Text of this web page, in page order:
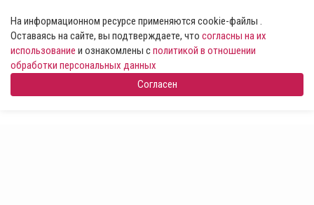
На информационном ресурсе применяются cookie-файлы .
Оставаясь на сайте, вы подтверждаете, что согласны на их
использование и ознакомлены сполитикой в отношении
обработки персональных данных
Согласен